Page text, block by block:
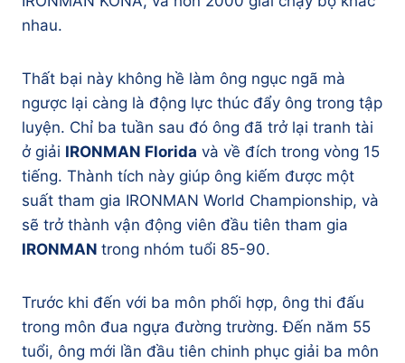
nhau.
Thất bại này không hề làm ông ngục ngã mà
ngược lại càng là động lực thúc đẩy ông trong tập
luyện. Chỉ ba tuần sau đó ông đã trở lại tranh tài
ở giải IRONMAN Florida và về đích trong vòng 15
tiếng. Thành tích này giúp ông kiếm được một
suất tham gia IRONMAN World Championship, và
sẽ trở thành vận động viên đầu tiên tham gia
IRONMAN trong nhóm tuổi 85-90.
Trước khi đến với ba môn phối hợp, ông thi đấu
trong môn đua ngựa đường trường. Đến năm 55
tuổi, ông mới lần đầu tiên chinh phục giải ba môn